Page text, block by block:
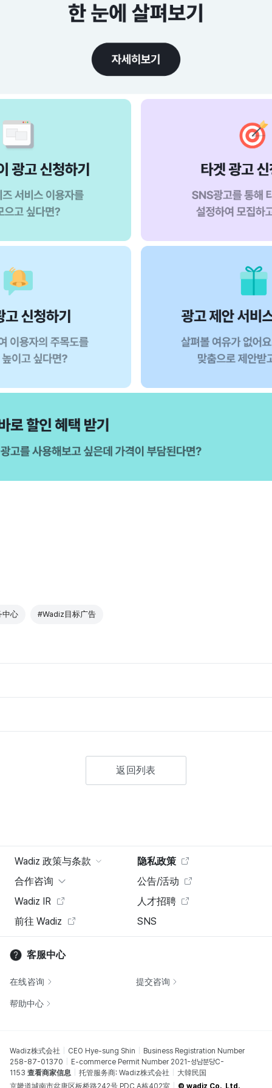
中心 #Wadiz目标广告
返回列表
Wadiz 政策与条款
隐私政策
合作咨询
公告/活动
Wadiz IR
人才招聘
前往 Wadiz
SNS
客服中心
在线咨询 提交咨询
帮助中心
Wadiz株式会社 CEO Hye-sung Shin
Business Registration Number
258-87-01370
E-commerce Permit Number 2021-성남분당C-
1153 查看商家信息 托管服务商: Wadiz株式会社
大韓民国
京畿道城南市盆唐区板桥路242号 PDC A栋402室
© wadiz Co., Ltd.